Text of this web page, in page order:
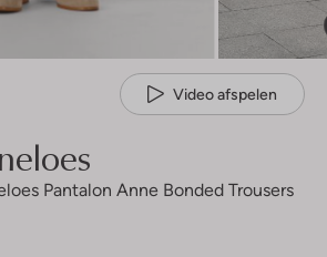
Video afspelen
Pantalon Anne Bonded Trousers